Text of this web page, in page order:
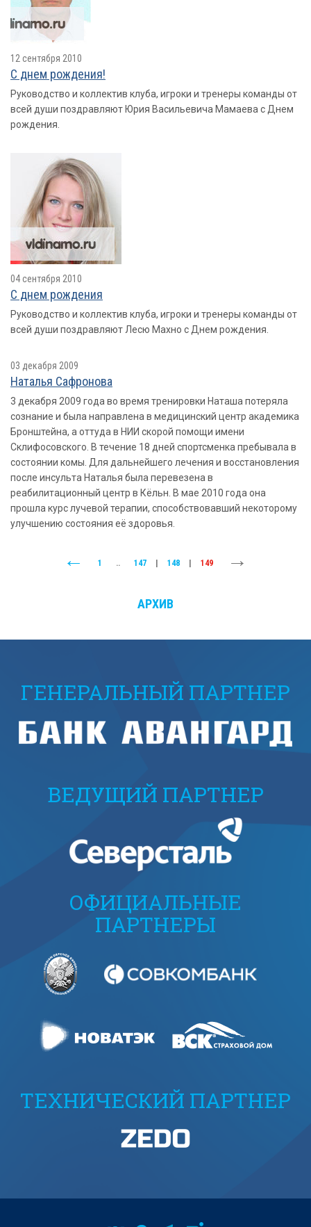
12 сентября 2010
С днем рождения!
Руководство и коллектив клуба, игроки и тренеры команды от
всей души поздравляют Юрия Васильевича Мамаева с Днем
рождения.
04 сентября 2010
С днем рождения
Руководство и коллектив клуба, игроки и тренеры команды от
всей души поздравляют Лесю Махно с Днем рождения.
03 декабря 2009
Наталья Сафронова
3 декабря 2009 года во время тренировки Наташа потеряла
сознание и была направлена в медицинский центр академика
Бронштейна, а оттуда в НИИ скорой помощи имени
Склифосовского. В течение 18 дней спортсменка пребывала в
состоянии комы. Для дальнейшего лечения и восстановления
после инсульта Наталья была перевезена в
реабилитационный центр в Кёльн. В мае 2010 года она
прошла курс лучевой терапии, способствовавший некоторому
улучшению состояния её здоровья.
1 .. 147 | 148 | 149
АРХИВ
ГЕНЕРАЛЬНЫЙ ПАРТНЕР
ВЕДУЩИЙ ПАРТНЕР
ОФИЦИАЛЬНЫЕ
ПАРТНЕРЫ
ТЕХНИЧЕСКИЙ ПАРТНЕР